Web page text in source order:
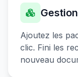
Ajoutez les
clic. Fini les
nouveau